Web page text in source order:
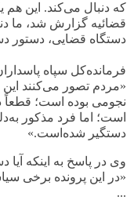
که دنبال می‌کند. این
قضائیه گزارش شد، ما
دستگاه قضایی، دستور
فرمانده‌کل سپاه
«مردم تصور می‌کنند
نجومی بوده است؛ قطعاً
است؛ اما فرد مذکور
دستگیر شده‌است.
»
وی در پاسخ به اینکه
«در این پرونده برخی
...